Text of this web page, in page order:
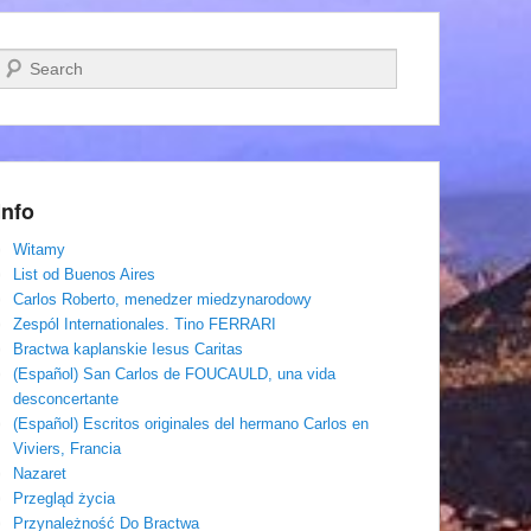
Szukaj
Witamy
List od Buenos Aires
Carlos Roberto, menedzer miedzynarodowy
Zespól Internationales. Tino FERRARI
Bractwa kaplanskie Iesus Caritas
(Español) San Carlos de FOUCAULD, una vida
desconcertante
(Español) Escritos originales del hermano Carlos en
Viviers, Francia
Nazaret
Przegląd życia
Przynależność Do Bractwa